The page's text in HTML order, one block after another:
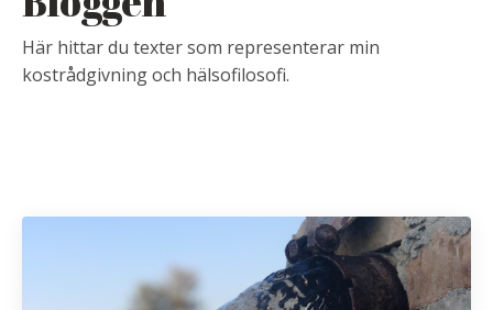
Här hittar du texter som representerar min
kostrådgivning och hälsofilosofi.